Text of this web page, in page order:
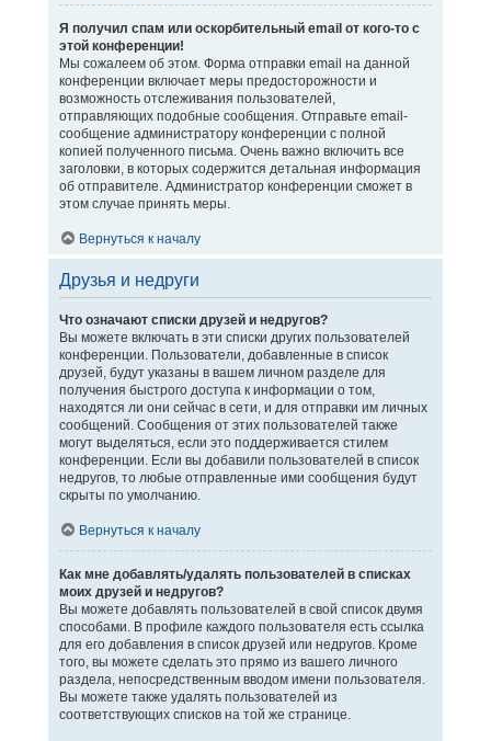
Я получил спам или оскорбительный email от кого-то с
этой конференции!
Мы сожалеем об этом. Форма отправки email на данной
конференции включает меры предосторожности и
возможность отслеживания пользователей,
отправляющих подобные сообщения. Отправьте email-
сообщение администратору конференции с полной
копией полученного письма. Очень важно включить все
заголовки, в которых содержится детальная информация
об отправителе. Администратор конференции сможет в
этом случае принять меры.
Вернуться к началу
Друзья и недруги
Что означают списки друзей и недругов?
Вы можете включать в эти списки других пользователей
конференции. Пользователи, добавленные в список
друзей, будут указаны в вашем личном разделе для
получения быстрого доступа к информации о том,
находятся ли они сейчас в сети, и для отправки им личных
сообщений. Сообщения от этих пользователей также
могут выделяться, если это поддерживается стилем
конференции. Если вы добавили пользователей в список
недругов, то любые отправленные ими сообщения будут
скрыты по умолчанию.
Вернуться к началу
Как мне добавлять/удалять пользователей в списках
моих друзей и недругов?
Вы можете добавлять пользователей в свой список двумя
способами. В профиле каждого пользователя есть ссылка
для его добавления в список друзей или недругов. Кроме
того, вы можете сделать это прямо из вашего личного
раздела, непосредственным вводом имени пользователя.
Вы можете также удалять пользователей из
соответствующих списков на той же странице.